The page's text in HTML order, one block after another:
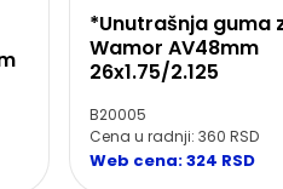
*Unutrašnja guma
Wamor AV48mm
26x1.75/2.125
B20005
Cena u radnji: 360 RSD
Web cena: 324 RSD